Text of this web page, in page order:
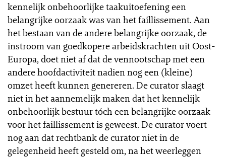
kennelijk onbehoorlijke taakuitoefening een
belangrijke oorzaak was van het faillissement. Aan
het bestaan van de andere belangrijke oorzaak, de
instroom van goedkopere arbeidskrachten uit Oost-
Europa, doet niet af dat de vennootschap met een
andere hoofdactiviteit nadien nog een (kleine)
omzet heeft kunnen genereren. De curator slaagt
niet in het aannemelijk maken dat het kennelijk
onbehoorlijk bestuur tóch een belangrijke oorzaak
voor het faillissement is geweest. De curator voert
nog aan dat rechtbank de curator niet in de
gelegenheid heeft gesteld om, na het weerleggen